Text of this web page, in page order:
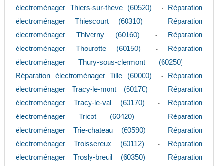
électroménager Thiers-sur-theve (60520)
-
Réparation
électroménager Thiescourt (60310)
-
Réparation
électroménager Thiverny (60160)
-
Réparation
électroménager Thourotte (60150)
-
Réparation
électroménager Thury-sous-clermont (60250)
-
Réparation électroménager Tille (60000) -
Réparation
électroménager Tracy-le-mont (60170)
-
Réparation
électroménager Tracy-le-val (60170)
-
Réparation
électroménager Tricot (60420)
-
Réparation
électroménager Trie-chateau (60590)
-
Réparation
électroménager Troissereux (60112)
-
Réparation
électroménager Trosly-breuil (60350)
-
Réparation